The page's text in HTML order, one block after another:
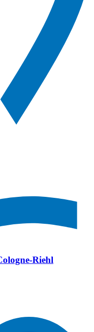
Riehl